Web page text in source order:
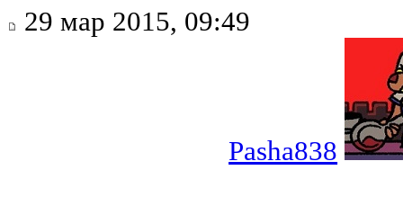
29 мар 2015, 09:49
Pasha838